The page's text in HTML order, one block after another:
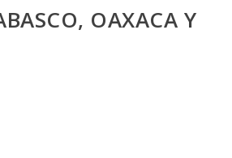
OAXACA Y